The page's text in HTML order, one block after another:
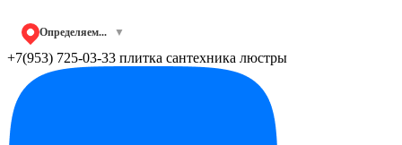
Определяем... ▼
+7(953) 725-03-33 плитка сантехника люстры